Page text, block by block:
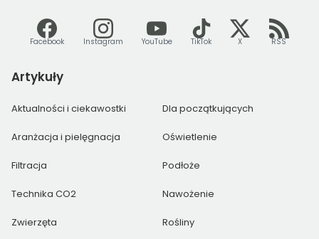
Facebook Instagram YouTube TikTok X RSS
Artykuły
Aktualności i ciekawostki Dla początkujących
Aranżacja i pielęgnacja Oświetlenie
Filtracja Podłoże
Technika CO2 Nawożenie
Zwierzęta Rośliny